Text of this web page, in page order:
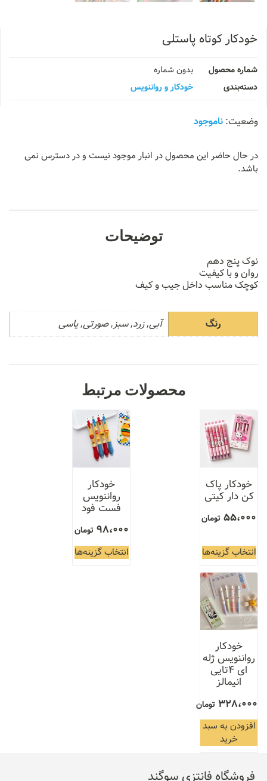
خودکار کوتاه پاستلی
شماره محصول
بدون شماره
دسته‌بندی
خودکار و رواننویس
ناموجود
در حال حاضر این محصول در انبار موجود نیست و در دسترس نمی
باشد.
توضیحات
نوک پنج دهم
روان و با کیفیت
کوچک مناسب داخل جیب و کیف
رنگ آبی, زرد, سبز, صورتی, یاسی
محصولات مرتبط
خودکار پاک
کن دار کیتی
55،000 تومان
انتخاب گزینه‌ها
خودکار
رواننویس
فست فود
98،000 تومان
انتخاب گزینه‌ها
خودکار
رواننویس ژله
ای ۴تایی
انیمالز
328،000 تومان
افزودن به سبد
خرید
فروشگاه فانتزی سوگند